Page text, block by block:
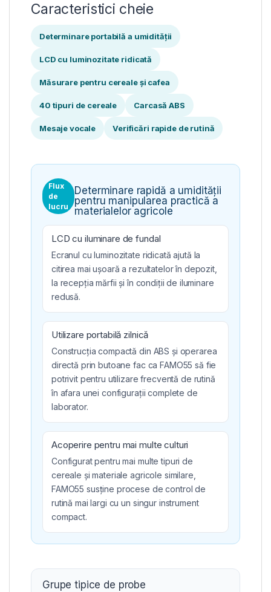
Caracteristici cheie
Determinare portabilă a umidității
LCD cu luminozitate ridicată
Măsurare pentru cereale și cafea
40 tipuri de cereale Carcasă ABS
Mesaje vocale Verificări rapide de rutină
Flux
de
lucru
Determinare rapidă a umidității
pentru manipularea practică a
materialelor agricole
LCD cu iluminare de fundal
Ecranul cu luminozitate ridicată ajută la
citirea mai ușoară a rezultatelor în depozit,
la recepția mărfii și în condiții de iluminare
redusă.
Utilizare portabilă zilnică
Construcția compactă din ABS și operarea
directă prin butoane fac ca FAMO55 să fie
potrivit pentru utilizare frecventă de rutină
în afara unei configurații complete de
laborator.
Acoperire pentru mai multe culturi
Configurat pentru mai multe tipuri de
cereale și materiale agricole similare,
FAMO55 susține procese de control de
rutină mai largi cu un singur instrument
compact.
Grupe tipice de probe